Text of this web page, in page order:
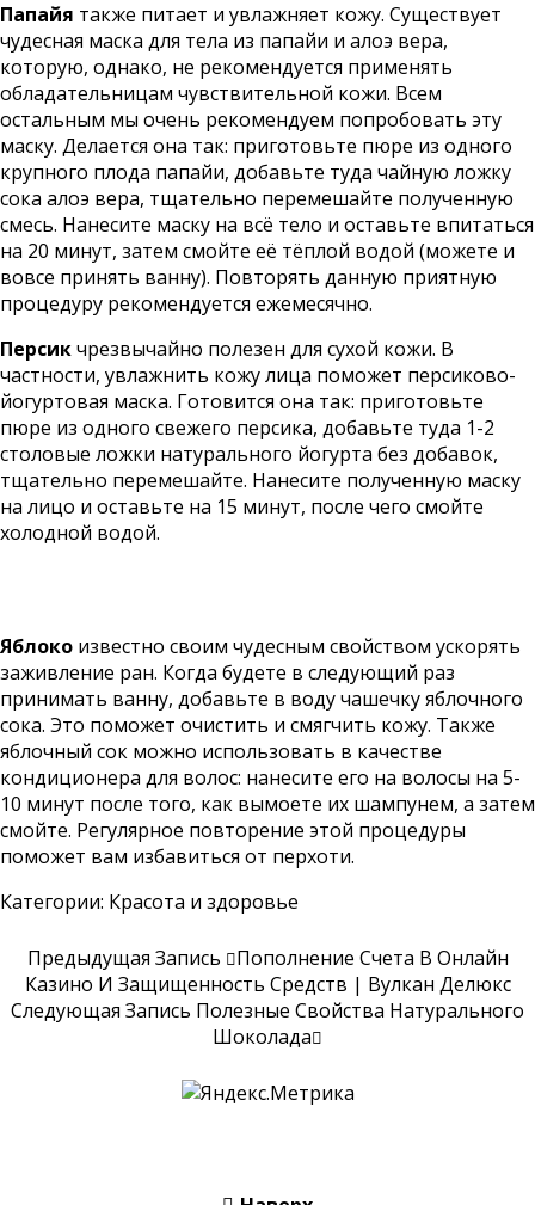
Папайя также питает и увлажняет кожу. Существует
чудесная маска для тела из папайи и алоэ вера,
которую, однако, не рекомендуется применять
обладательницам чувствительной кожи. Всем
остальным мы очень рекомендуем попробовать эту
маску. Делается она так: приготовьте пюре из одного
крупного плода папайи, добавьте туда чайную ложку
сока алоэ вера, тщательно перемешайте полученную
смесь. Нанесите маску на всё тело и оставьте впитаться
на 20 минут, затем смойте её тёплой водой (можете и
вовсе принять ванну). Повторять данную приятную
процедуру рекомендуется ежемесячно.
Персикчрезвычайно полезен для сухой кожи. В
частности, увлажнить кожу лица поможет персиково-
йогуртовая маска. Готовится она так: приготовьте
пюре из одного свежего персика, добавьте туда 1-2
столовые ложки натурального йогурта без добавок,
тщательно перемешайте. Нанесите полученную маску
на лицо и оставьте на 15 минут, после чего смойте
холодной водой.
Яблоко известно своим чудесным свойством ускорять
заживление ран. Когда будете в следующий раз
принимать ванну, добавьте в воду чашечку яблочного
сока. Это поможет очистить и смягчить кожу. Также
яблочный сок можно использовать в качестве
кондиционера для волос: нанесите его на волосы на 5-
10 минут после того, как вымоете их шампунем, а затем
смойте. Регулярное повторение этой процедуры
поможет вам избавиться от перхоти.
Категории: Красота и здоровье
Предыдущая Запись
Пополнение Счета В Онлайн
Казино И Защищенность Средств | Вулкан Делюкс
Следующая Запись Полезные Свойства Натурального
Шоколада